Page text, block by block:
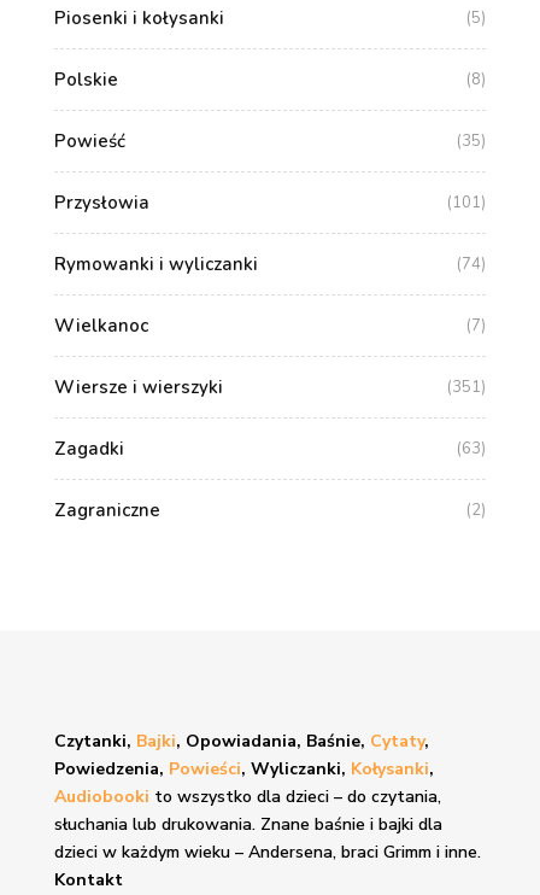
Piosenki i kołysanki (5)
Polskie (8)
Powieść (35)
Przysłowia (101)
Rymowanki i wyliczanki (74)
Wielkanoc (7)
Wiersze i wierszyki (351)
Zagadki (63)
Zagraniczne (2)
Czytanki, Bajki, Opowiadania, Baśnie, Cytaty,
Powiedzenia, Powieści, Wyliczanki, Kołysanki,
Audiobooki to wszystko dla dzieci – do czytania,
słuchania lub drukowania. Znane baśnie i bajkidla
dzieci w każdym wieku – Andersena, braci Grimm i inne.
Kontakt